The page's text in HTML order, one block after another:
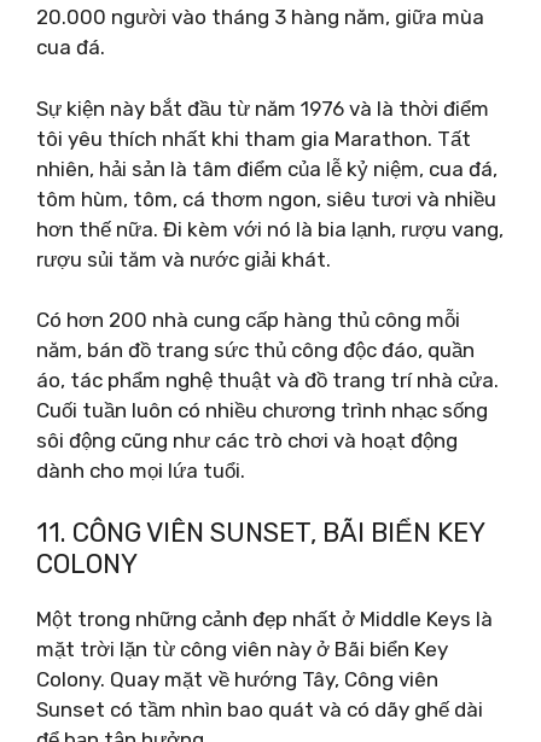
20.000 người vào tháng 3 hàng năm, giữa mùa
cua đá.
Sự kiện này bắt đầu từ năm 1976 và là thời điểm
tôi yêu thích nhất khi tham gia Marathon. Tất
nhiên, hải sản là tâm điểm của lễ kỷ niệm, cua đá,
tôm hùm, tôm, cá thơm ngon, siêu tươi và nhiều
hơn thế nữa. Đi kèm với nó là bia lạnh, rượu vang,
rượu sủi tăm và nước giải khát.
Có hơn 200 nhà cung cấp hàng thủ công mỗi
năm, bán đồ trang sức thủ công độc đáo, quần
áo, tác phẩm nghệ thuật và đồ trang trí nhà cửa.
Cuối tuần luôn có nhiều chương trình nhạc sống
sôi động cũng như các trò chơi và hoạt động
dành cho mọi lứa tuổi.
11. CÔNG VIÊN SUNSET, BÃI BIỂN KEY
COLONY
Một trong những cảnh đẹp nhất ở Middle Keys là
mặt trời lặn từ công viên này ở Bãi biển Key
Colony. Quay mặt về hướng Tây, Công viên
Sunset có tầm nhìn bao quát và có dãy ghế dài